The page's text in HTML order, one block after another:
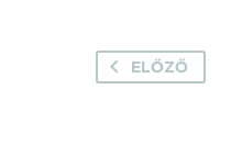
ELŐZŐ